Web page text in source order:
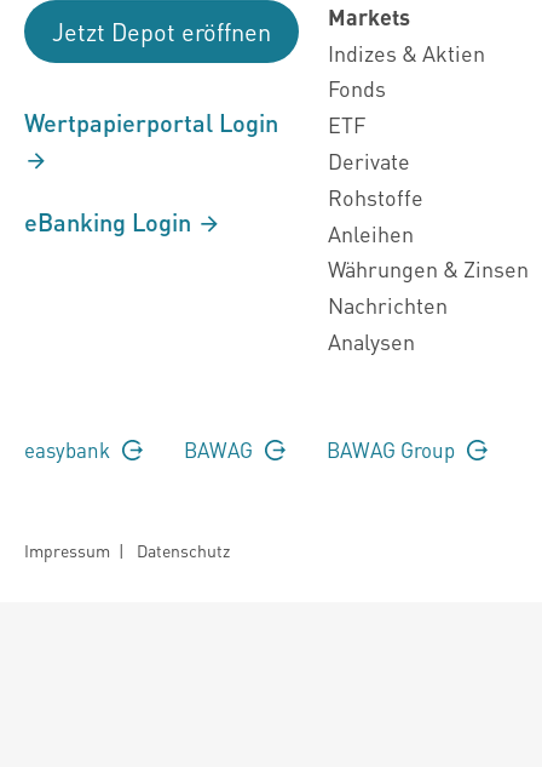
Jetzt Depot eröffnen
Wertpapierportal Login
eBanking Login
Markets
Indizes & Aktien
Fonds
ETF
Derivate
Rohstoffe
Anleihen
Währungen & Zinsen
Nachrichten
Analysen
easybank BAWAG BAWAG Group
Impressum | Datenschutz